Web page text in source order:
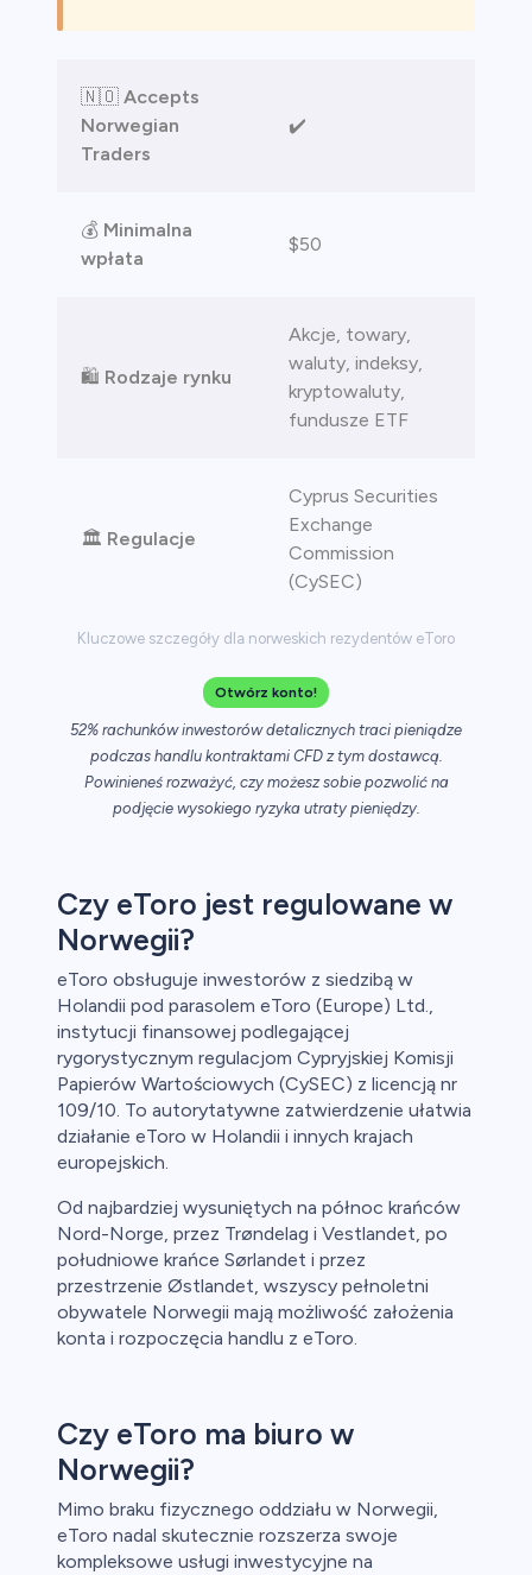
Kluczowe szczegóły dla norweskich rezydentów eToro
🇳🇴 Accepts
Norwegian
Traders
✔️
💰 Minimalna
wpłata
$50
🛍️ Rodzaje rynku
Akcje, towary,
waluty, indeksy,
kryptowaluty,
fundusze ETF
🏛️ Regulacje
Cyprus Securities
Exchange
Commission
(CySEC)
Otwórz konto!
52% rachunków inwestorów detalicznych traci pieniądze
podczas handlu kontraktami CFD z tym dostawcą.
Powinieneś rozważyć, czy możesz sobie pozwolić na
podjęcie wysokiego ryzyka utraty pieniędzy.
Czy eToro jest regulowane w
Norwegii?
eToro obsługuje inwestorów z siedzibą w
Holandii pod parasolem eToro (Europe) Ltd.,
instytucji finansowej podlegającej
rygorystycznym regulacjom Cypryjskiej Komisji
Papierów Wartościowych (CySEC) z licencją nr
109/10. To autorytatywne zatwierdzenie ułatwia
działanie eToro w Holandii i innych krajach
europejskich.
Od najbardziej wysuniętych na północ krańców
Nord-Norge, przez Trøndelag i Vestlandet, po
południowe krańce Sørlandet i przez
przestrzenie Østlandet, wszyscy pełnoletni
obywatele Norwegii mają możliwość założenia
konta i rozpoczęcia handlu z eToro.
Czy eToro ma biuro w
Norwegii?
Mimo braku fizycznego oddziału w Norwegii,
eToro nadal skutecznie rozszerza swoje
kompleksowe usługi inwestycyjne na